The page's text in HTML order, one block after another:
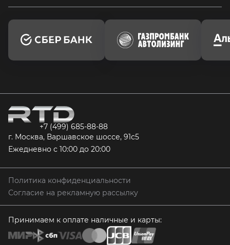
+7 (499) 685-88-88
г. Москва, Варшавское шоссе, 91с5
Ежедневно с 10:00 до 20:00
Политика конфиденциальности
Согласие на рекламную рассылку
Принимаем к оплате наличные и карты: